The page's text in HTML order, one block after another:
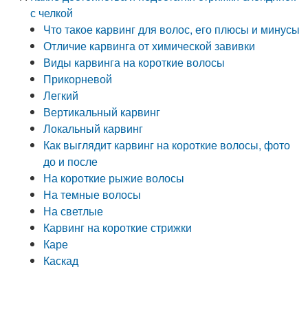
с челкой
Что такое карвинг для волос, его плюсы и минусы
Отличие карвинга от химической завивки
Виды карвинга на короткие волосы
Прикорневой
Легкий
Вертикальный карвинг
Локальный карвинг
Как выглядит карвинг на короткие волосы, фото
до и после
На короткие рыжие волосы
На темные волосы
На светлые
Карвинг на короткие стрижки
Каре
Каскад